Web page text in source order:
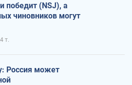
победит (NSJ), а
чиновников могут
т.
Россия может